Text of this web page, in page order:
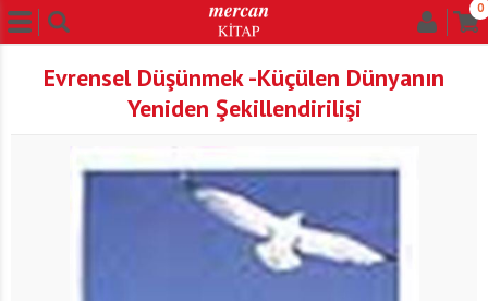
0
Evrensel Düşünmek -Küçülen Dünyanın
Yeniden Şekillendirilişi